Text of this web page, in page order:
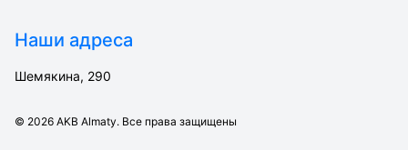
Наши адреса
Шемякина, 290
© 2026 AKB Almaty. Все права защищены